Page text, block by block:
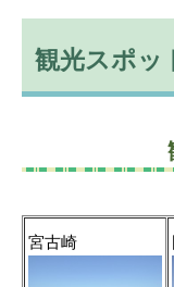
観光スポッ
宮古崎